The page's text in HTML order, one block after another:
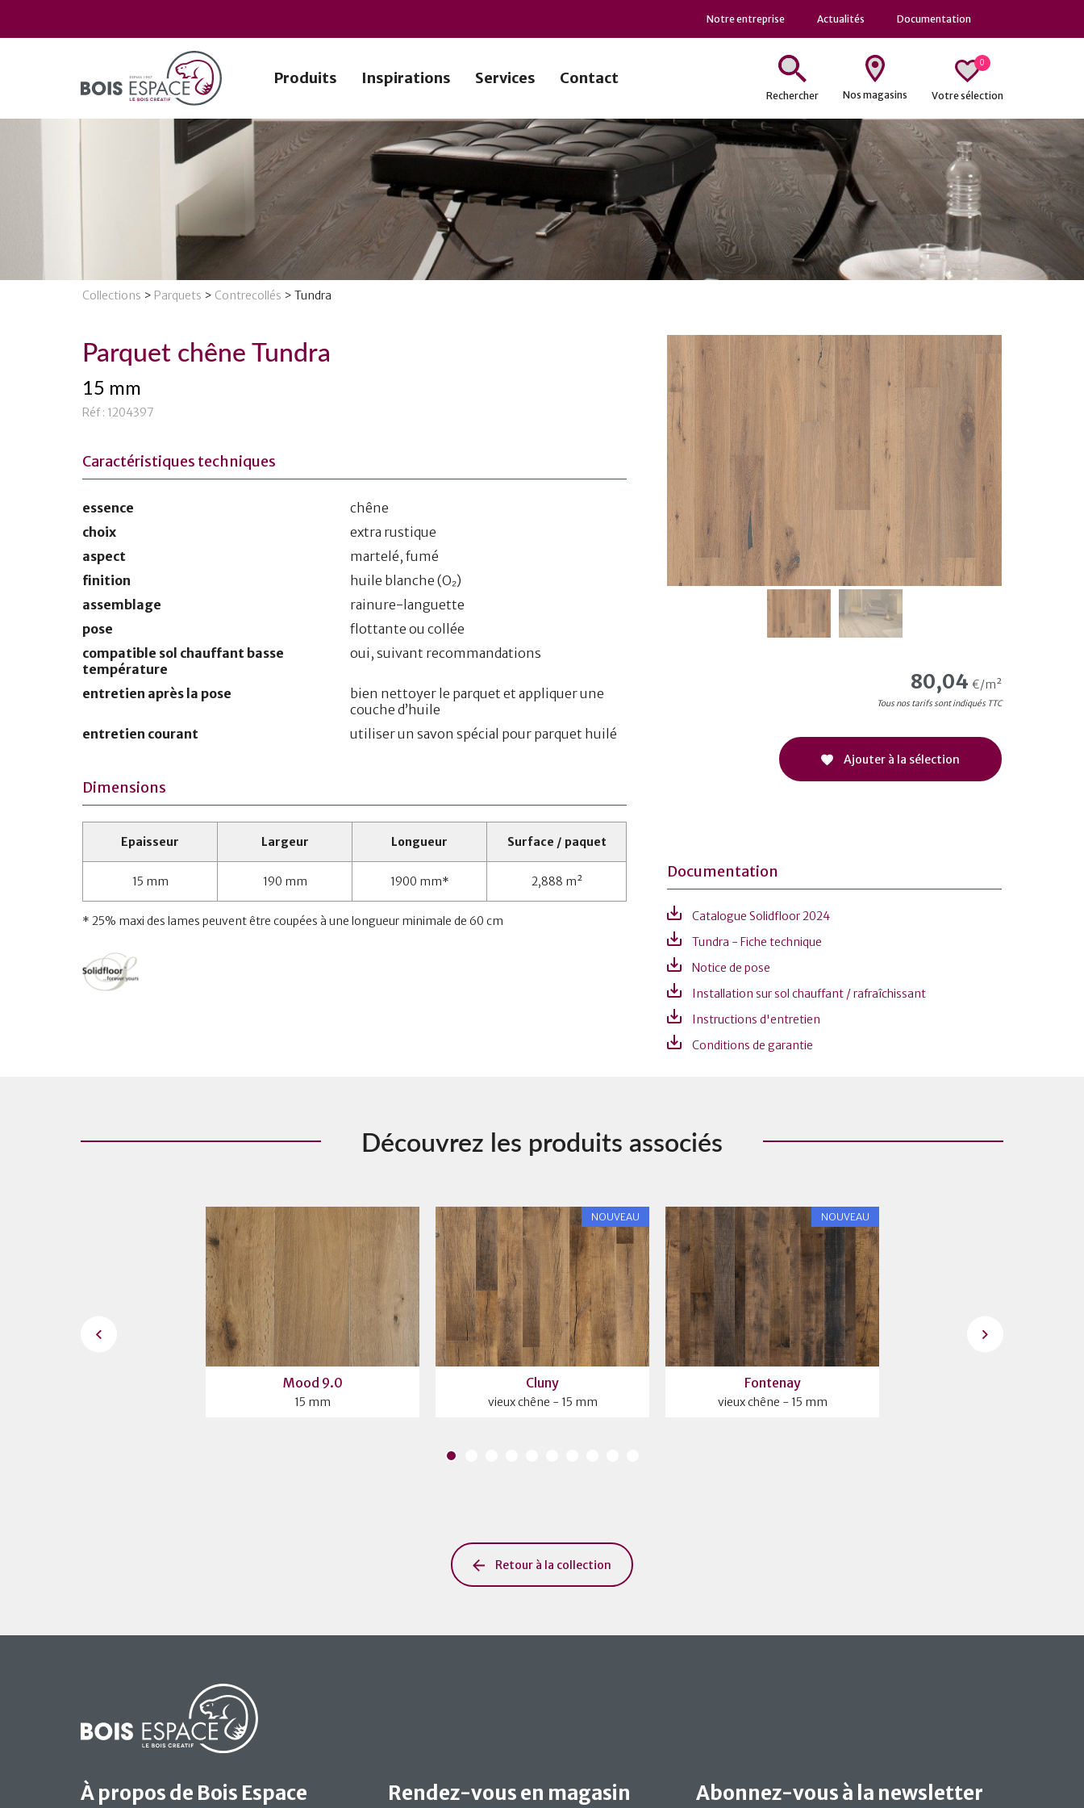
Notre entreprise Actualités Documentation
Produits Inspirations Services Contact
Rechercher Nos magasins
0
Votre sélection
Collections > Parquets > Contrecollés > Tundra
Parquet chêne Tundra
15 mm
Réf : 1204397
Caractéristiques techniques
essence
chêne
choix
extra rustique
aspect
martelé, fumé
finition
huile blanche (O₂)
assemblage
rainure-languette
pose
flottante ou collée
compatible sol chauffant basse
température
oui, suivant recommandations
entretien après la pose
bien nettoyer le parquet et appliquer une
couche d’huile
entretien courant
utiliser un savon spécial pour parquet huilé
Dimensions
Epaisseur Largeur Longueur Surface / paquet
15 mm 190 mm 1900 mm* 2,888 m²
* 25% maxi des lames peuvent être coupées à une longueur minimale de 60 cm
80,04 €/m²
Tous nos tarifs sont indiqués TTC
Ajouter à la sélection
Documentation
Catalogue Solidfloor 2024
Tundra - Fiche technique
Notice de pose
Installation sur sol chauffant / rafraîchissant
Instructions d'entretien
Conditions de garantie
Découvrez les produits associés
Mood 9.0
15 mm
NOUVEAU
Cluny
vieux chêne - 15 mm
NOUVEAU
Fontenay
vieux chêne - 15 mm
Retour à la collection
À propos de Bois Espace Rendez-vous en magasin Abonnez-vous à la newsletter